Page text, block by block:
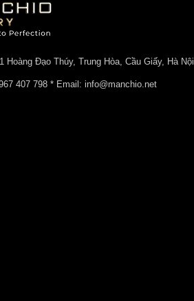
Hoàng Đạo Thúy, Trung Hòa, Cầu Giấy, Hà Nội
407 798 * Email: info@manchio.net